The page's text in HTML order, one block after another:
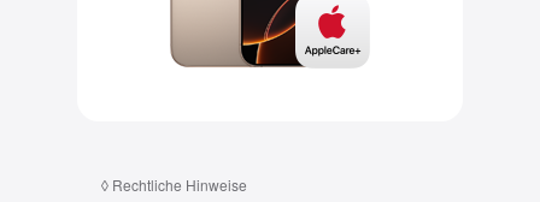
◊ Rechtliche Hinweise